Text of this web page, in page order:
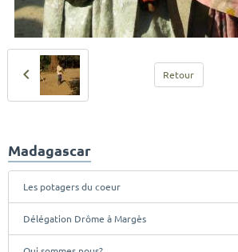
Retour
Madagascar
Les potagers du coeur
Délégation Drôme à Margès